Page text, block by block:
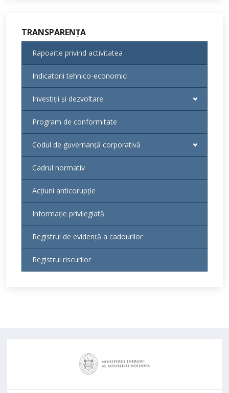
TRANSPARENȚA
Rapoarte privind activitatea
Indicatorii tehnico-economici
Investiții și dezvoltare
Program de conformitate
Codul de guvernanță corporativă
Cadrul normativ
Acțiuni anticorupție
Informație privilegiată
Registrul de evidență a cadourilor
Registrul riscurilor